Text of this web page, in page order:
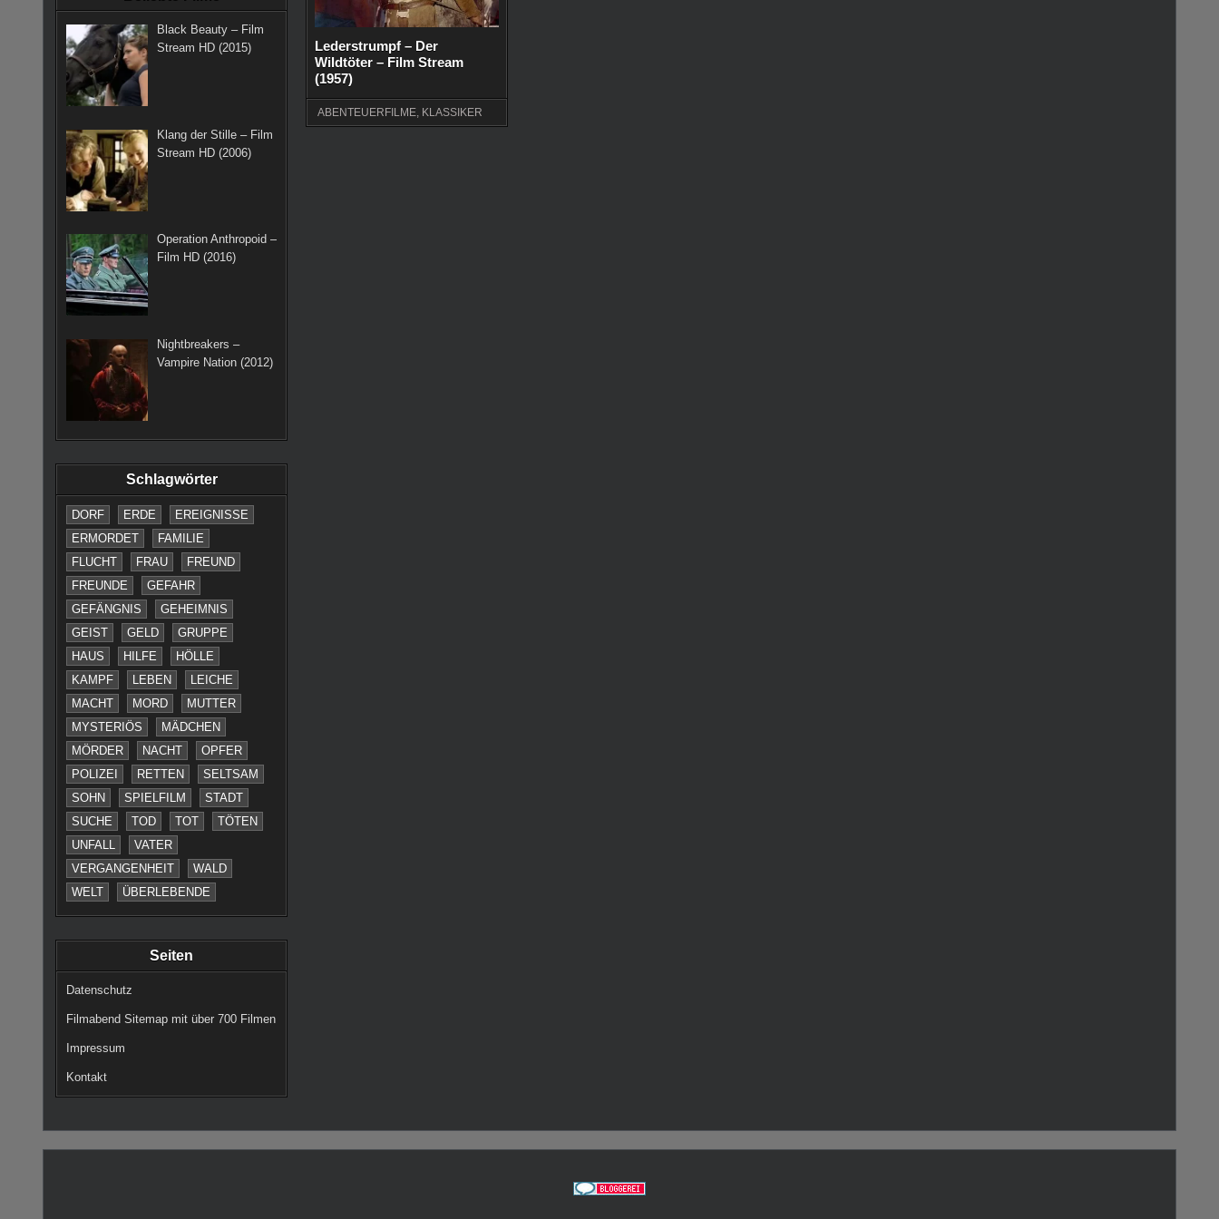
a
m
s
t
Black Beauty – Film
Stream HD (2015)
Klang der Stille – Film
Stream HD (2006)
Operation Anthropoid –
Film HD (2016)
Nightbreakers –
Vampire Nation (2012)
Schlagwörter
DORF ERDE
EREIGNISSE
ERMORDET
FAMILIE
FLUCHT
FRAU
FREUND
FREUNDE
GEFAHR
GEFÄNGNIS
GEHEIMNIS
GEIST
GELD
GRUPPE
HAUS
HILFE
HÖLLE
KAMPF
LEBEN
LEICHE
MACHT
MORD
MUTTER
MYSTERIÖS
MÄDCHEN
MÖRDER
NACHT
OPFER
POLIZEI
RETTEN
SELTSAM
SOHN
SPIELFILM
STADT
SUCHE
TOD TOT
TÖTEN
UNFALL
VATER
VERGANGENHEIT
WALD
WELT
ÜBERLEBENDE
Seiten
Datenschutz
Filmabend Sitemap mit über 700 Filmen
Impressum
Kontakt
Lederstrumpf – Der
Wildtöter – Film Stream
(1957)
ABENTEUERFILME KLASSIKER